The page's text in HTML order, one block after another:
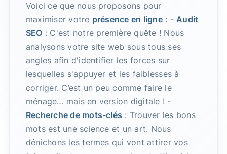
Voici ce que nous proposons pour
maximiser votre présence en ligne: -Audit
SEO : C'est notre première quête ! Nous
analysons votre site web sous tous ses
angles afin d'identifier les forces sur
lesquelles s'appuyer et les faiblesses à
corriger. C’est un peu comme faire le
ménage… mais en version digitale ! -
Recherche de mots-clés : Trouver les bons
mots est une science et un art. Nous
dénichons les termes qui vont attirer vos